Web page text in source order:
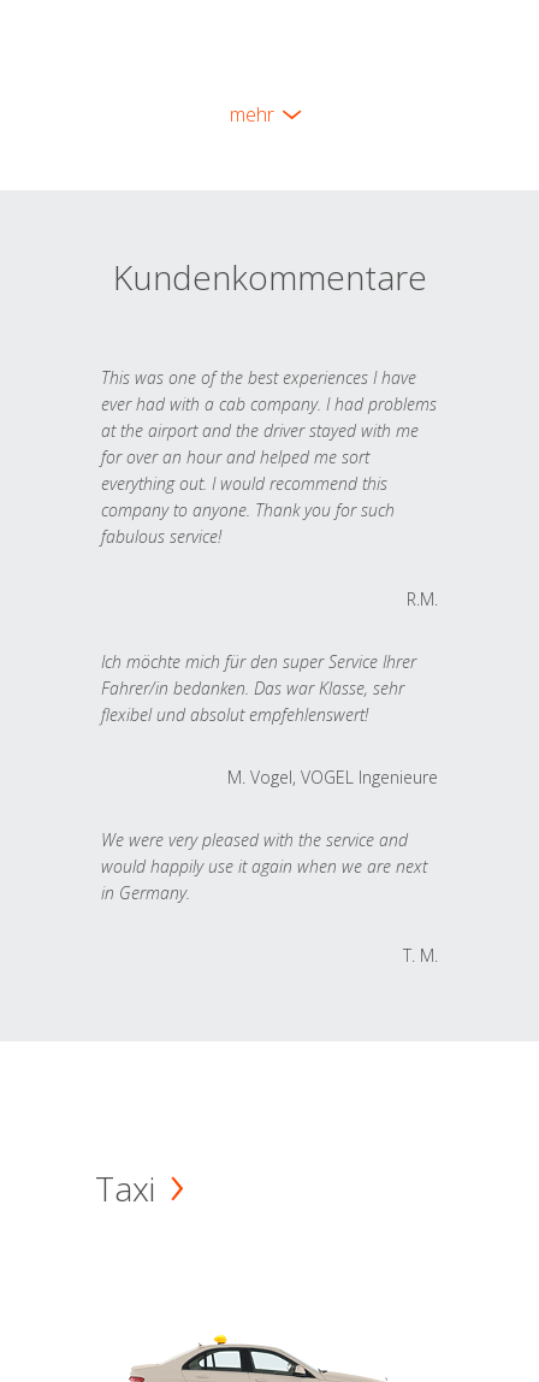
mehr
Kundenkommentare
This was one of the best experiences I have
ever had with a cab company. I had problems
at the airport and the driver stayed with me
for over an hour and helped me sort
everything out. I would recommend this
company to anyone. Thank you for such
fabulous service!
R.M.
Ich möchte mich für den super Service Ihrer
Fahrer/in bedanken. Das war Klasse, sehr
flexibel und absolut empfehlenswert!
M. Vogel, VOGEL Ingenieure
We were very pleased with the service and
would happily use it again when we are next
in Germany.
T. M.
Taxi